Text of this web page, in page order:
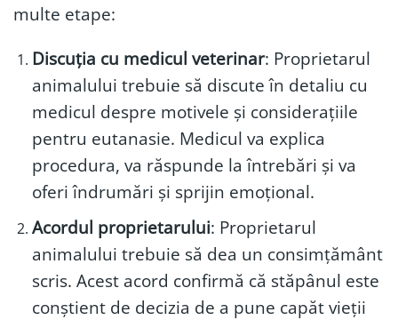
multe etape:
Discuția cu medicul veterinar: Proprietarul
animalului trebuie să discute în detaliu cu
medicul despre motivele și considerațiile
pentru eutanasie. Medicul va explica
procedura, va răspunde la întrebări și va
oferi îndrumări și sprijin emoțional.
Acordul proprietarului: Proprietarul
animalului trebuie să dea un consimțământ
scris. Acest acord confirmă că stăpânul este
conștient de decizia de a pune capăt vieții